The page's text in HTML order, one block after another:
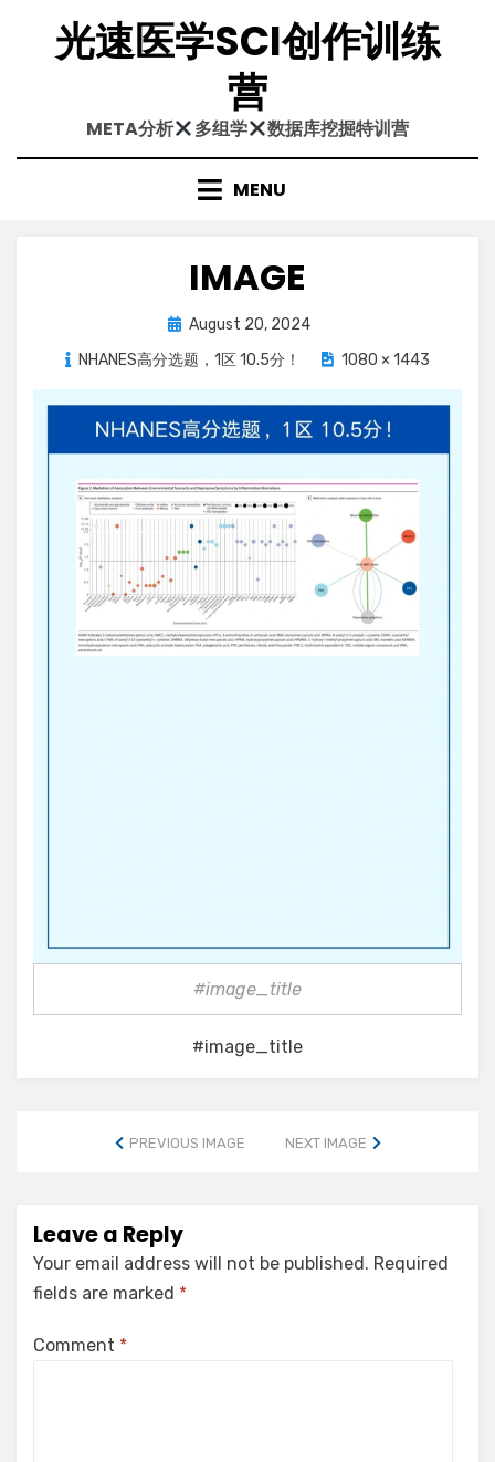
content光速医学SCI创作训练
营
META分析 多组学 数据库挖掘特训营
MENU
IMAGE
Posted
on
August 20, 2024
NHANES高分选题，1区 10.5分！
1080 × 1443
#image_title
#image_title
PREVIOUS IMAGE NEXT IMAGE
Leave a Reply
Your email address will not be published. Required
fields are marked *
Comment *